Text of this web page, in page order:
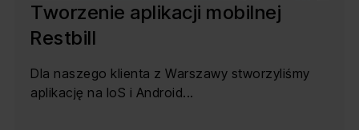
Tworzenie aplikacji mobilnej
Restbill
Dla naszego klienta z Warszawy stworzyliśmy
aplikację na IoS i Android...